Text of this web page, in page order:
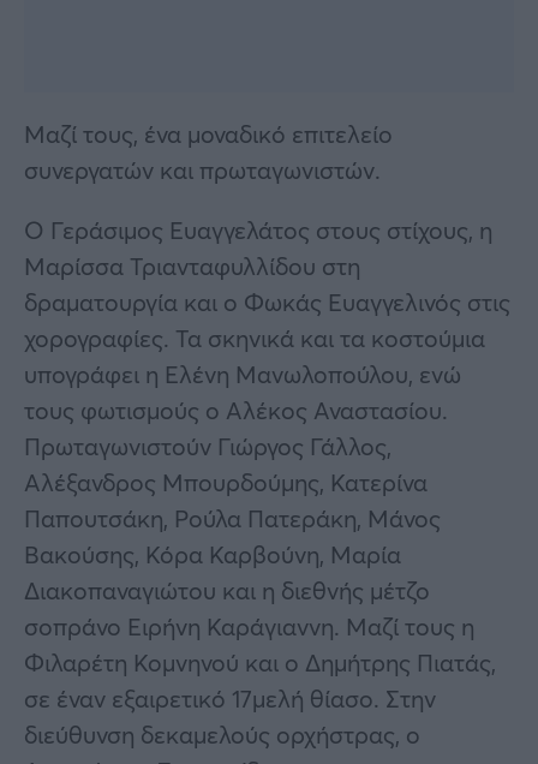
Μαζί τους, ένα μοναδικό επιτελείο
συνεργατών και πρωταγωνιστών.
Ο Γεράσιμος Ευαγγελάτος στους στίχους, η
Μαρίσσα Τριανταφυλλίδου στη
δραματουργία και ο Φωκάς Ευαγγελινός στις
χορογραφίες. Τα σκηνικά και τα κοστούμια
υπογράφει η Ελένη Μανωλοπούλου, ενώ
τους φωτισμούς ο Αλέκος Αναστασίου.
Πρωταγωνιστούν Γιώργος Γάλλος,
Αλέξανδρος Μπουρδούμης, Κατερίνα
Παπουτσάκη, Ρούλα Πατεράκη, Μάνος
Βακούσης, Κόρα Καρβούνη, Μαρία
Διακοπαναγιώτου και η διεθνής μέτζο
σοπράνο Ειρήνη Καράγιαννη. Μαζί τους η
Φιλαρέτη Κομνηνού και ο Δημήτρης Πιατάς,
σε έναν εξαιρετικό 17μελή θίασο. Στην
διεύθυνση δεκαμελούς ορχήστρας, ο